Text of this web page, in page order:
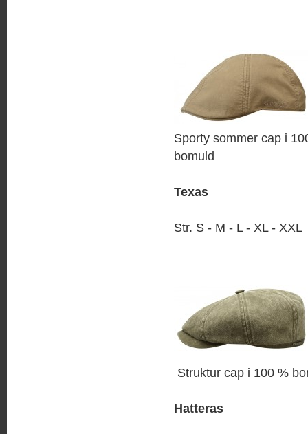
Sporty sommer cap i
bomuld
Texas
Str. S - M - L - XL - XXL
Struktur cap i 100 %
Hatteras